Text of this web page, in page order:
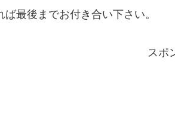
ば最後までお付き合い下さい。
スポ